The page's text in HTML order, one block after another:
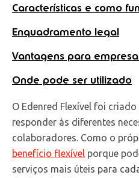
Características e como
Enquadramento legal
Vantagens para
Onde pode ser utilizado
O Edenred Flexível foi
responder às diferentes
colaboradores. Como o
benefício flexível porque
serviços mais úteis para